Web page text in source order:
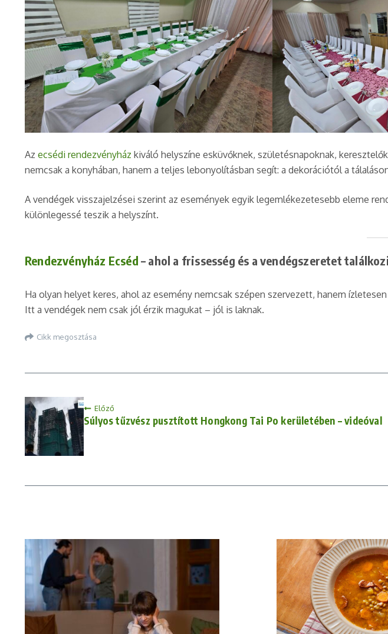
Az ecsédi rendezvényház kiváló helyszíne esküvőknek, születésnapoknak,
nemcsak a konyhában, hanem a teljes lebonyolításban segít: a dekorációtól a
A vendégek visszajelzései szerint az események egyik legemlékezetesebb eleme
különlegessé teszik a helyszínt.
Rendezvényház Ecséd – ahol a frissesség és a vendégszeretet
Ha olyan helyet keres, ahol az esemény nemcsak szépen szervezett, hanem
Itt a vendégek nem csak jól érzik magukat – jól is laknak.
Cikk megosztása
Előző
Súlyos tűzvész pusztított Hongkong Tai Po kerületében – videóval